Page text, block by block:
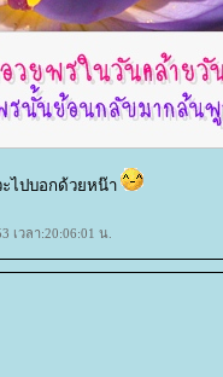
ะไปบอกด้วยหน๊า
เวลา:20:06:01 น.